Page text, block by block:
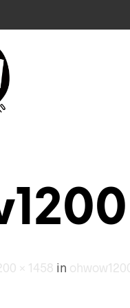
× 1458 in